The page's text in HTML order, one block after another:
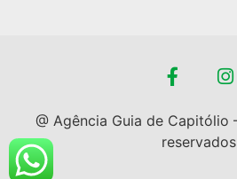
@ Agência Guia de Capitólio
reservados